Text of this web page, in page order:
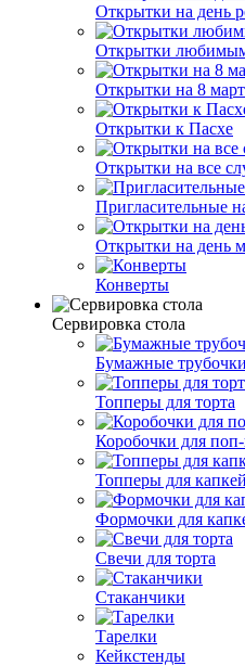
Открытки на день
Открытки
Открытки на 8
Открытки к Пасхе
Открытки на все
Пригласительные
Открытки на день
Конверты
Сервировка стола
Бумажные трубочки
Топперы для торта
Коробочки для поп-
Топперы для
Формочки для
Свечи для торта
Стаканчики
Тарелки
Кейкстенды